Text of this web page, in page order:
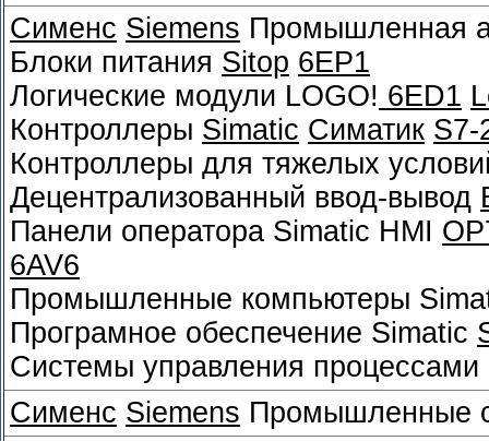
Сименс Siemens Промышленная
Блоки питания Sitop 6EP1
Логические модули LOGO! 6ED1
Контроллеры Simatic Симатик S7-
Контроллеры для тяжелых
Децентрализованный ввод-вывод
Панели оператора Simatic HMI
6AV6
Промышленные компьютеры
Програмное обеспечение Simatic
Системы управления
Сименс Siemens Промышленные